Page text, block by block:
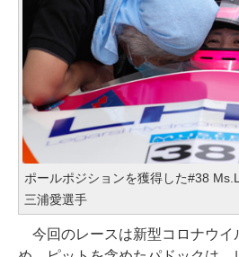
ポールポジションを獲得した#38
三浦愛選手
今回のレースは新型コロナウイ